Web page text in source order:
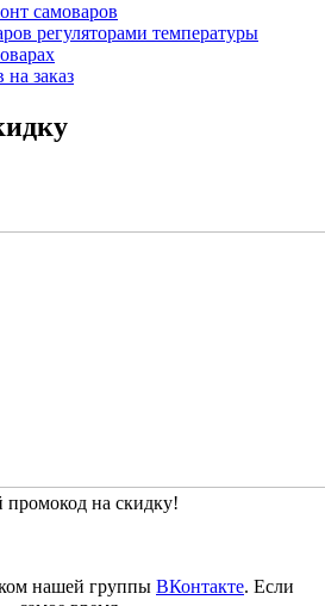
самоваров
регуляторами температуры
на заказ
на скидку!
нашей группы ВКонтакте. Если